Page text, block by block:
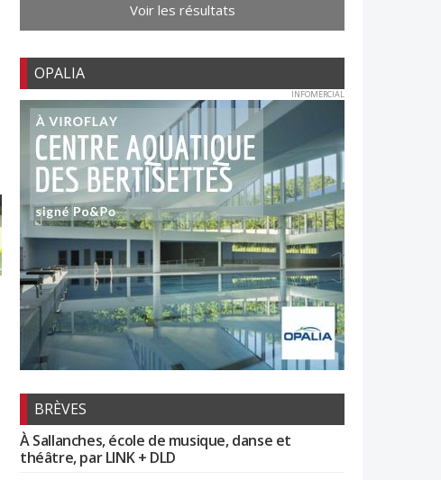
Voir les résultats
OPALIA
INFOMERCIAL
BRÈVES
À Sallanches, école de musique, danse et
théâtre, par LINK + DLD